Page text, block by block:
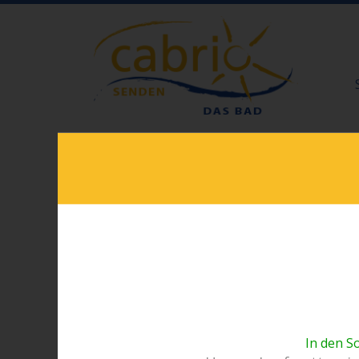
In den